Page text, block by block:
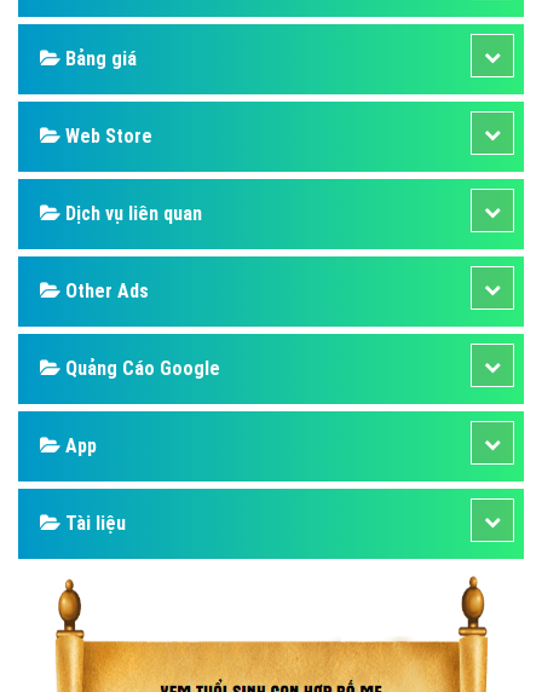
Bảng giá
Web Store
Dịch vụ liên quan
Other Ads
Quảng Cáo Google
App
Tài liệu